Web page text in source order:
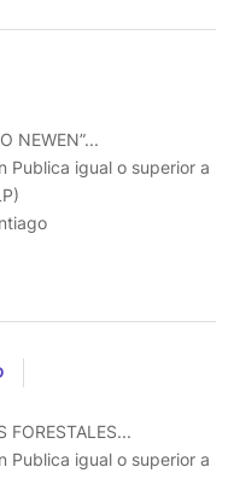
NEWEN”...
Publica igual o superior a
FORESTALES...
Publica igual o superior a